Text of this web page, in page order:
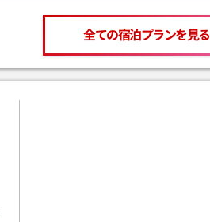
全ての宿泊プランを見る